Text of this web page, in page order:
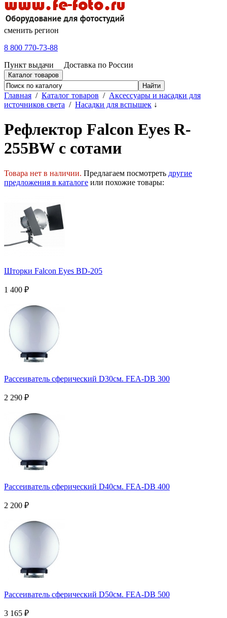
сменить регион
8 800 770-73-88
Пункт выдачи
Доставка по России
Каталог товаров
Главная / Каталог товаров / Аксессуары и насадки для
источников света / Насадки для вспышек ↓
Рефлектор Falcon Eyes R-
255BW с сотами
Товара нет в наличии. Предлагаем посмотреть другие
предложения в каталоге или похожие товары:
Шторки Falcon Eyes BD-205
1 400 ₽
Рассеиватель сферический D30см. FEA-DB 300
2 290 ₽
Рассеиватель сферический D40см. FEA-DB 400
2 200 ₽
Рассеиватель сферический D50см. FEA-DB 500
3 165 ₽